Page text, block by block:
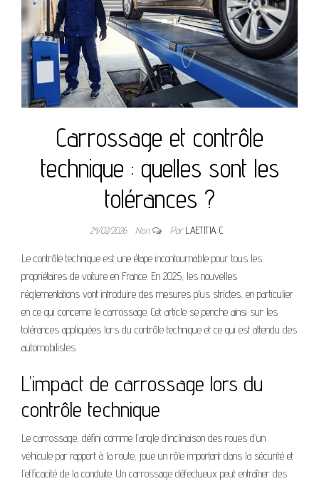
Carrossage et contrôle
technique : quelles sont les
tolérances ?
24/02/2026 Non ParLAETITIA C
Le contrôle technique est une étape incontournable pour tous les
propriétaires de voiture en France. En 2025, les nouvelles
réglementations vont introduire des mesures plus strictes, en particulier
en ce qui concerne le carrossage. Cet article se penche ainsi sur les
tolérances appliquées lors du contrôle technique et ce qui est attendu des
automobilistes.
L’impact de carrossage lors du
contrôle technique
Le carrossage, défini comme l’angle d’inclinaison des roues d’un
véhicule par rapport à la route, joue un rôle important dans la sécurité et
l’efficacité de la conduite. Un carrossage défectueux peut entraîner des